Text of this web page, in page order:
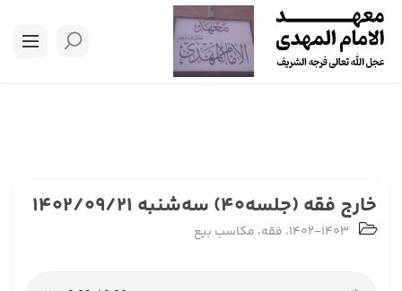
خارج فقه (جلسه40) سه‌شنبه 1402/09/21
1402-1403، فقه، مکاسب بیع